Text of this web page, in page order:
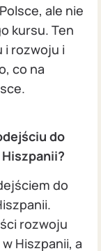
ale nie
kursu. Ten
i rozwoju i
co na
do
do
rozwoju
Hiszpanii, a